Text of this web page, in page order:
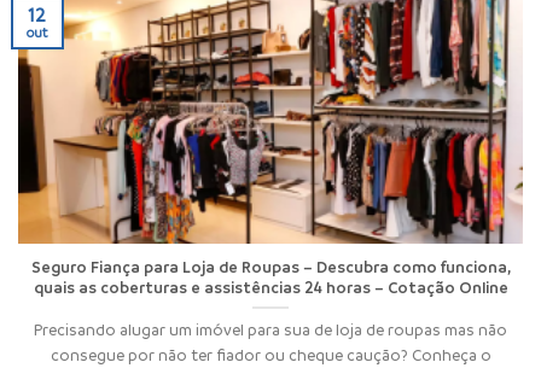
Seguro Fiança para Loja de Roupas – Descubra como funciona,
quais as coberturas e assistências 24 horas – Cotação Online
Precisando alugar um imóvel para sua de loja de roupas mas não
consegue por não ter fiador ou cheque caução? Conheça o
12
out